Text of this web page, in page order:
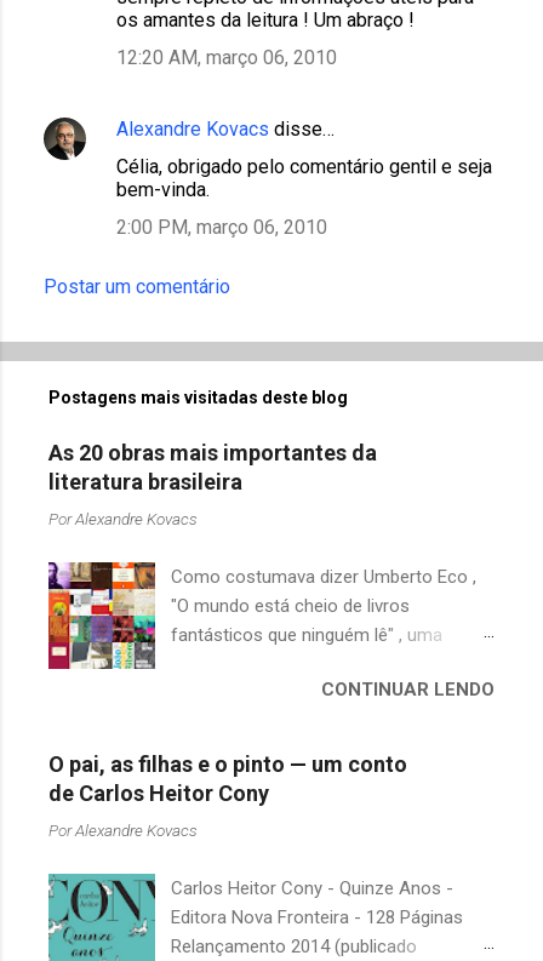
os amantes da leitura ! Um abraço !
12:20 AM, março 06, 2010
Alexandre Kovacs disse…
Célia, obrigado pelo comentário gentil e seja
bem-vinda.
2:00 PM, março 06, 2010
Postar um comentário
Postagens mais visitadas deste blog
As 20 obras mais importantes da
literatura brasileira
PorAlexandre Kovacs
Como costumava dizer Umberto Eco ,
"O mundo está cheio de livros
fantásticos que ninguém lê" , uma
quando falamos de clássicos da
escritores brasileiros, somos forçados
a uma avaliação burocrática na escola e
acabamos adquirindo uma certa
antipatia a determinado livro ou autor
justamente o contrário. É surpreendente
como uma segunda visita a essas
obras, já em nossa maturidade, pode
CONTINUAR LENDO
O pai, as filhas e o pinto — um conto
de Carlos Heitor Cony
PorAlexandre Kovacs
Carlos Heitor Cony - Quinze Anos -
Editora Nova Fronteira - 128 Páginas
Relançamento 2014 (publicado